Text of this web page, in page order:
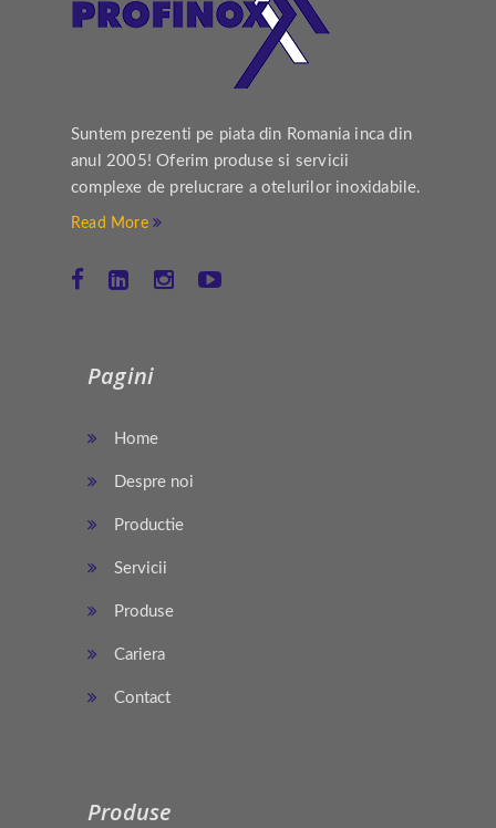
Suntem prezenti pe piata din Romania inca din
anul 2005! Oferim produse si servicii
complexe de prelucrare a otelurilor inoxidabile.
Read More
Pagini
Home
Despre noi
Productie
Servicii
Produse
Cariera
Contact
Produse